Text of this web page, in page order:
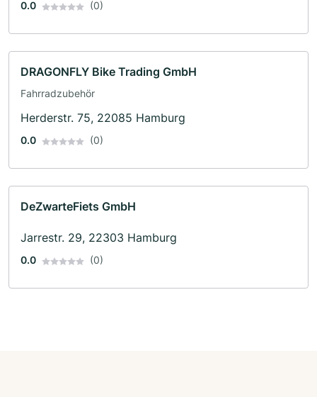
0.0 (0)
DRAGONFLY Bike Trading GmbH
Fahrradzubehör
Herderstr. 75, 22085 Hamburg
0.0 (0)
DeZwarteFiets GmbH
Jarrestr. 29, 22303 Hamburg
0.0 (0)